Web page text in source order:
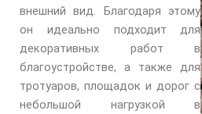
внешний вид. Благодаря этому
он идеально подходит для
декоративных работ в
благоустройстве, а также для
тротуаров, площадок и дорог с
небольшой нагрузкой в